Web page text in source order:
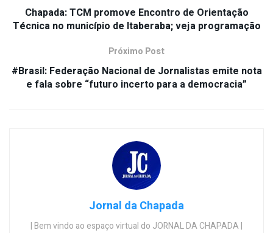
Chapada: TCM promove Encontro de Orientação
Técnica no município de Itaberaba; veja programação
Próximo Post
#Brasil: Federação Nacional de Jornalistas emite nota
e fala sobre “futuro incerto para a democracia”
Jornal da Chapada
| Bem vindo ao espaço virtual do JORNAL DA CHAPADA |